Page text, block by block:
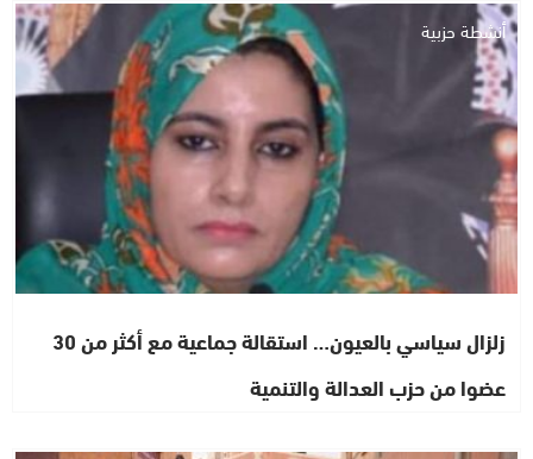
أنشطة حزبية
زلزال سياسي بالعيون… استقالة جماعية مع أكثر من 30
عضوا من حزب العدالة والتنمية